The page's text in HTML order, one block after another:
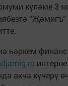
күләме 3
һәркем
акча күчерү